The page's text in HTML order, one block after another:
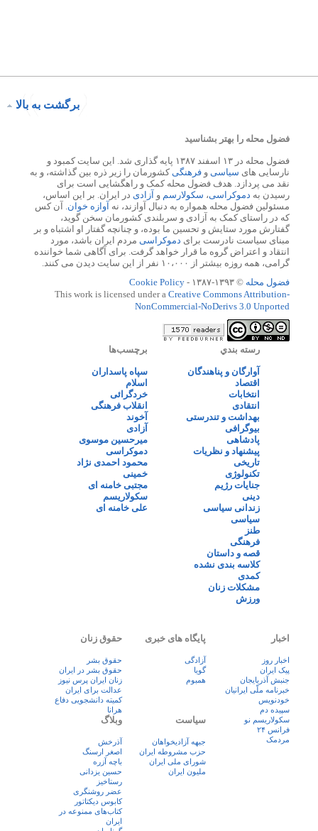
برگشت به بالا
فضول محله را بهتر بشناسید
فضول محله در ۱۳ اسفند ۱۳۸۷ پایه گذاری شد. این سایت کمبود و
نارسایی های سیاسی و فرهنگیکشورمان را زیر ذره بین گذاشته، و به
نقد می پردازد. هدف فضول محله کمک و راهگشایی است برای
رسیدن به دموکراسی، سکولارسم و آزادی در ایران. بر این اساس،
مسئولین فضول محله همواره به دنبال آوازند، نه آوازه خوان. آن کس
که در راستای کمک به آزادی و سربلندی کشورمان سخن گوید،
گفتارش مورد ستایش و تحسین ما بوده، و چنانچه گفتار او اشتباه و بر
مبنای سیاست نادرست برای دموکراسی مردم ایران باشد، مورد
انتقاد و اعتراض گروه ما قرار خواهد گرفت. برای آگاهی شما خواننده
گرامی، همه روزه بیشتر از ۱۰،۰۰۰ نفر از این سایت دیدن می کنند.
فضول محله © ۱۳۹۳-۱۳۸۷ -
Cookie Policy
This work is licensed under a Creative Commons Attribution-
NonCommercial-NoDerivs 3.0 Unported
رسته بندي
آوارگان و پناهندگان
اقتصاد
انتخابات
انتقادی
بهداشت و تندرستی
بیوگرافی
پادشاهی
پیشنهاد و نظریات
تاریخی
تکنولوژی
جنایات رژیم
دینی
زندانی سیاسی
سیاسی
طنز
فرهنگی
قصه و داستان
کلاسه بندی نشده
کمدی
مشکلات زنان
ورزش
برچسب‌ها
سپاه پاسداران
اسلام
خردگرائی
انقلاب فرهنگی
آخوند
آزادی
میرحسین موسوی
دموکراسی
محمود احمدی نژاد
خمینی
مجتبی خامنه ای
سکولاریسم
علی خامنه ای
اخبار
اخبار روز
پيک ايران
جنبش آذربایجان
خبرنامه ملّی ایرانیان
خودنویس
سپیده دم
سکولاریسم نو
فرانس ۲۴
مردمک
پایگاه های خبری
آزادگی
گویا
همبوم
حقوق زنان
حقوق بشر
حقوق بشر در ایران
زنان ايران پرس نيوز
عدالت برای ایران
کمیته دانشجویی دفاع
هرانا
سیاست
جبهه آزادیخواهان
حزب مشروطه ایران
شورای ملی ایران
ملیون ایران
وبلاگ
آذرخش
اصغر ارسنگ
باچه آزره
حسین یزدانی
رستاخیز
عضر روشنگری
کابوس دیکتاتور
کتاب‌های ممنوعه در
ایران